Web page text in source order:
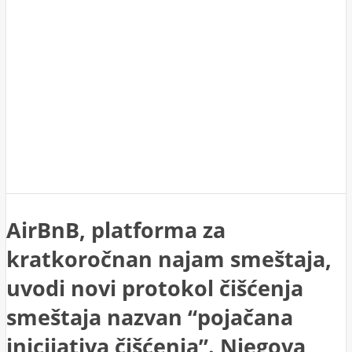
AirBnB, platforma za
kratkoročnan najam smeštaja,
uvodi novi protokol čišćenja
smeštaja nazvan “pojačana
inicijativa čišćenja”. Njegova